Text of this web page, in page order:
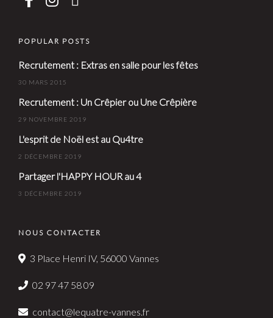
POPULAR POSTS
Recrutement : Extras en salle pour les fêtes
30 MARS 2015
Recrutement : Un Crêpier ou Une Crêpière
29 NOVEMBRE 2019
L'esprit de Noël est au Qu4tre
2 DÉCEMBRE 2019
Partager l'HAPPY HOUR au 4
3 DÉCEMBRE 2019
NOUS CONTACTER
3 Place Henri IV, 56000 Vannes
02 97 47 58 09
contact@lequatre-vannes.fr